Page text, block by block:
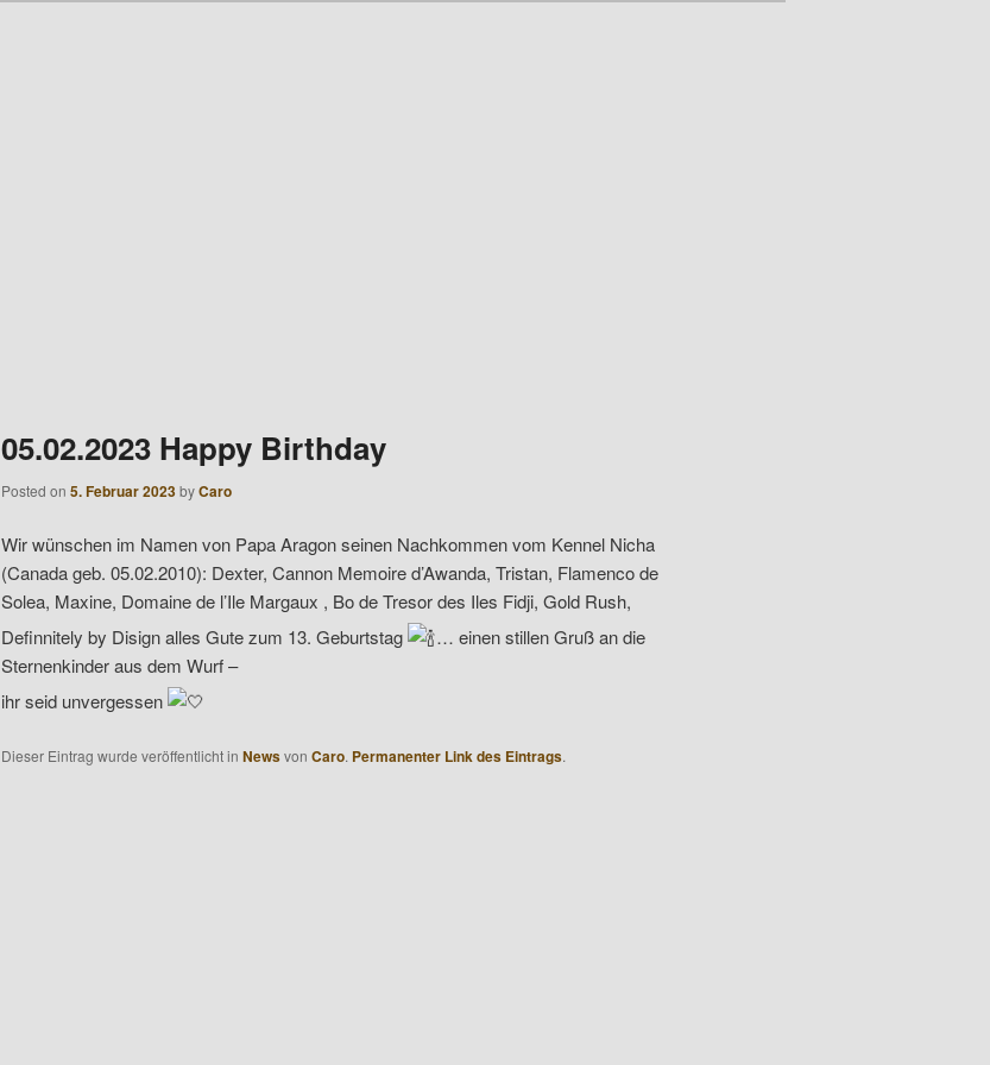
05.02.2023 Happy Birthday
Posted on 5. Februar 2023byCaro
Wir wünschen im Namen von Papa Aragon seinen Nachkommen vom Kennel Nicha
(Canada geb. 05.02.2010): Dexter, Cannon Memoire d’Awanda, Tristan, Flamenco de
Solea, Maxine, Domaine de l’Ile Margaux , Bo de Tresor des Iles Fidji, Gold Rush,
Definnitely by Disign alles Gute zum 13. Geburtstag
… einen stillen Gruß an die
Sternenkinder aus dem Wurf –
ihr seid unvergessen
Dieser Eintrag wurde veröffentlicht in Newsvon Caro. Permanenter Link des Eintrags.